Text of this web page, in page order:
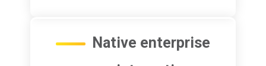
Native enterprise